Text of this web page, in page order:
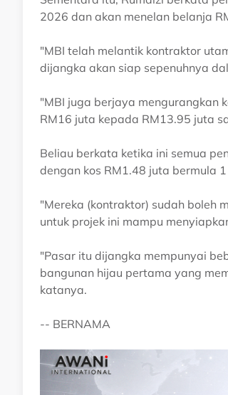
2026 dan akan menelan belanja
"MBI telah melantik kontraktor
dijangka akan siap sepenuhnya
"MBI juga berjaya mengurangkan
RM16 juta kepada RM13.95 juta
Beliau berkata ketika ini semua
dengan kos RM1.48 juta bermula
"Mereka (kontraktor) sudah boleh
untuk projek ini mampu
"Pasar itu dijangka mempunyai
bangunan hijau pertama yang
katanya.
-- BERNAMA